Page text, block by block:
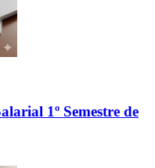
1º Semestre de